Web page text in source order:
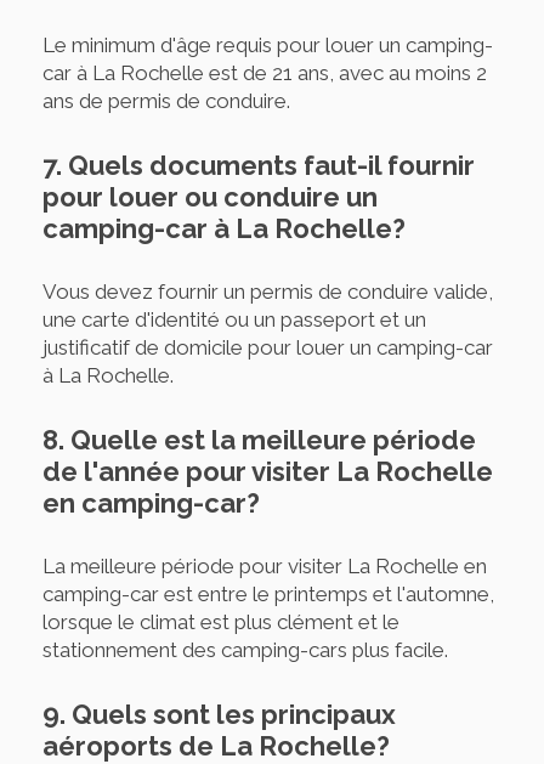
Le minimum d'âge requis pour louer un camping-
car à La Rochelle est de 21 ans, avec au moins 2
ans de permis de conduire.
7. Quels documents faut-il fournir
pour louer ou conduire un
camping-car à La Rochelle?
Vous devez fournir un permis de conduire valide,
une carte d'identité ou un passeport et un
justificatif de domicile pour louer un camping-car
à La Rochelle.
8. Quelle est la meilleure période
de l'année pour visiter La Rochelle
en camping-car?
La meilleure période pour visiter La Rochelle en
camping-car est entre le printemps et l'automne,
lorsque le climat est plus clément et le
stationnement des camping-cars plus facile.
9. Quels sont les principaux
aéroports de La Rochelle?